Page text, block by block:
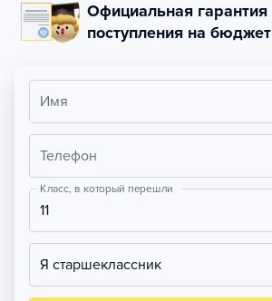
Официальная гарантия
поступления на бюджет
Имя
Телефон
Класс, в который перешли
11
Я старшеклассник